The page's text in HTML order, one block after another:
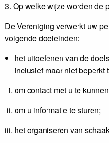
3. Op welke wijze worden de
De Vereniging verwerkt uw
volgende doeleinden:
het uitoefenen van de
inclusief maar niet beperkt
om contact met u te
om u informatie te sturen;
het organiseren van